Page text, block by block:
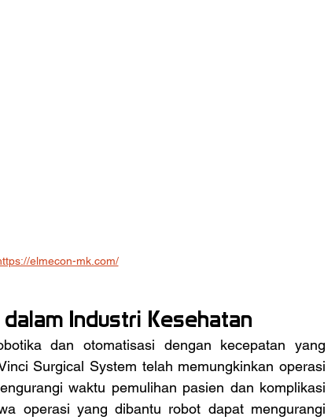
elmecon-mk.com/
Industri Kesehatan
Surgical System telah memungkinkan operasi
waktu pemulihan pasien dan komplikasi
operasi yang dibantu robot dapat mengurangi